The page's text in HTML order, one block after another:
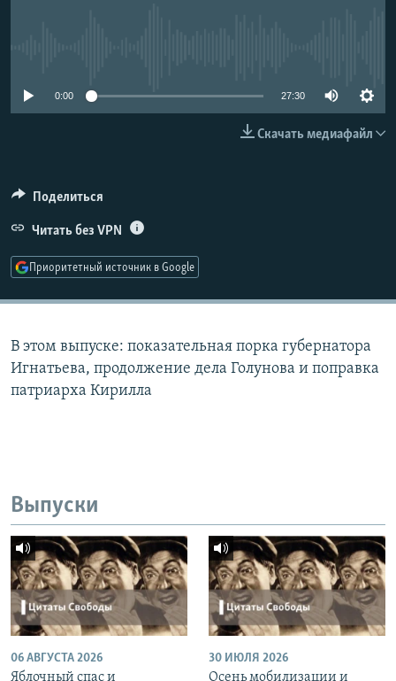
СОЦИАЛЬНЫЕ СЕТИ
0:00 27:30
Скачать медиафайл
Поделиться
Читать без VPN
Приоритетный источник в Google
В этом выпуске: показательная порка губернатора
Игнатьева, продолжение дела Голунова и поправка
патриарха Кирилла
Выпуски
06 АВГУСТА 2026
Яблочный спас и
30 ИЮЛЯ 2026
Осень мобилизации и